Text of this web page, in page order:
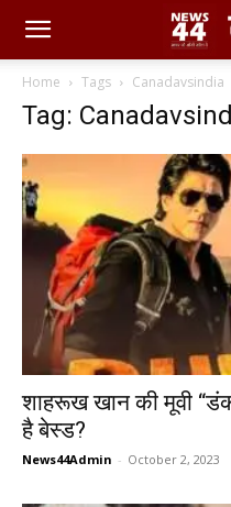
Home Tags Canadavsindia
Tag:
शाहरूख खान की मूवी
है बेस्ड?
News44Admin - October 2, 2023